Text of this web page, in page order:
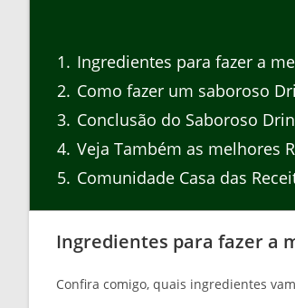
1
Ingredientes para fazer a
2 Como fazer um saboroso
3 Conclusão do Saboroso
4 Veja Também as melhores
5 Comunidade Casa das
Ingredientes para fazer a
Confira comigo, quais ingredientes